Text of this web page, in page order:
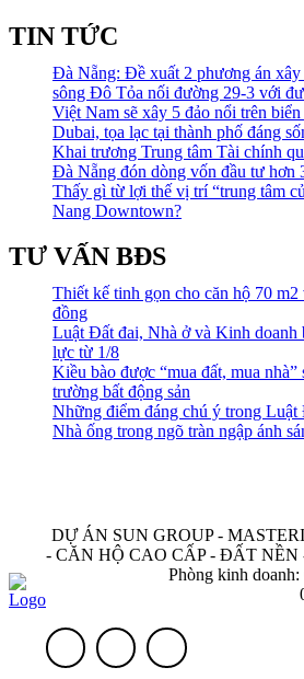
TIN TỨC
Đà Nẵng: Đề xuất 2 phương án xây
sông Đô Tỏa nối đường 29-3 với
Việt Nam sẽ xây 5 đảo nổi trên
Dubai, tọa lạc tại thành phố đáng
Khai trương Trung tâm Tài chính
Đà Nẵng đón dòng vốn đầu tư hơn
Thấy gì từ lợi thế vị trí “trung tâm
Nang Downtown?
TƯ VẤN BĐS
Thiết kế tinh gọn cho căn hộ 70
đồng
Luật Đất đai, Nhà ở và Kinh doanh
lực từ 1/8
Kiều bào được “mua đất, mua nhà”
trường bất động sản
Những điểm đáng chú ý trong Luật
Nhà ống trong ngõ tràn ngập ánh
DỰ ÁN SUN GROUP -
- CĂN HỘ CAO CẤP - ĐẤT
Phòng kinh